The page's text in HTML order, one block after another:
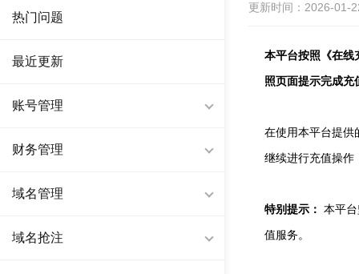
热门问题
最近更新
账号管理
财务管理
域名管理
域名抢注
更新时间：2026-01-
本平台按照《在线
照页面提示完成充
在使用本平台提供
继续进行充值操作
特别提示： 本平
值服务。